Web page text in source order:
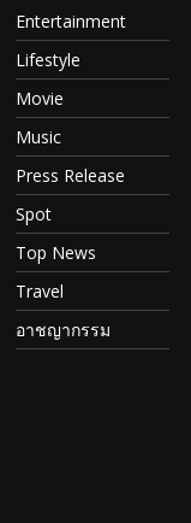
Entertainment
Lifestyle
Movie
Music
Press Release
Spot
Top News
Travel
อาชญากรรม